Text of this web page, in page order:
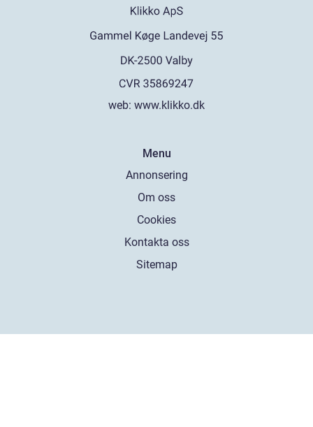
web: www.klikko.dk
Menu
Annonsering
Om oss
Cookies
Kontakta oss
Sitemap